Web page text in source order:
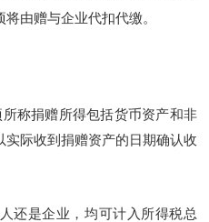
由赠与企业代扣代缴。
称捐赠所得包括货币资产和非
际收到捐赠资产的日期确认收
还是企业，均可计入所得税总